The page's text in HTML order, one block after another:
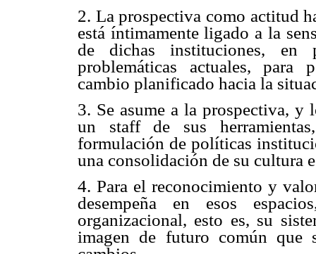
2. La prospectiva como actitud
está íntimamente ligado a la
de dichas instituciones, en
problemáticas actuales, para
cambio planificado hacia la
3. Se asume a la prospectiva, y
un staff de sus
formulación de políticas
una consolidación de su cultura
4. Para el reconocimiento y
desempeña en esos
organizacional, esto es, su
imagen de futuro común que